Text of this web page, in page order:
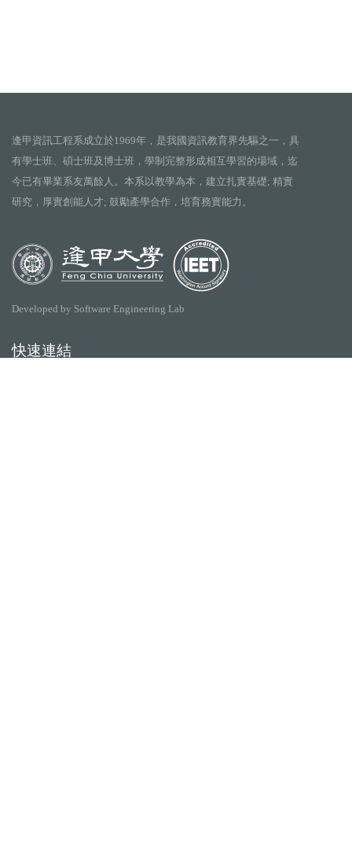
逢甲資訊工程系成立於1969年，是我國資訊教育界先驅之一，具
有學士班、碩士班及博士班，學制完整形成相互學習的場域，迄
今已有畢業系友萬餘人。本系以教學為本，建立扎實基礎; 精實
研究，厚實創能人才; 鼓勵產學合作，培育務實能力。
Developed by Software Engineering Lab
快速連結